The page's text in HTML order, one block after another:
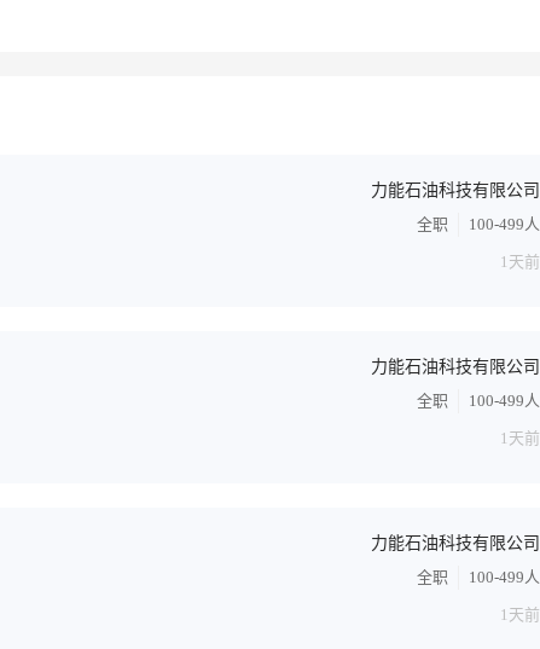
力能石油科技有限公司
全职 100-499人
1天前
力能石油科技有限公司
全职 100-499人
1天前
力能石油科技有限公司
全职 100-499人
1天前